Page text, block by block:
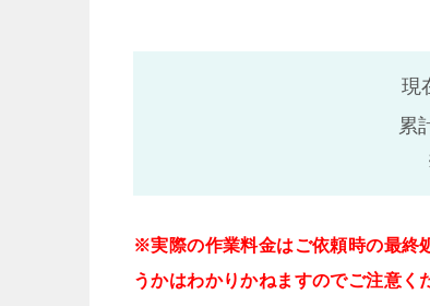
現
累
※実際の作業料金はご依頼時の最終
うかはわかりかねますのでご注意く